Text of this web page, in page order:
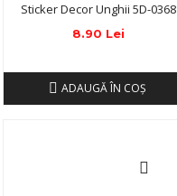
Sticker Decor Unghii 5D-0368
8.90 Lei
ADAUGĂ ÎN COŞ